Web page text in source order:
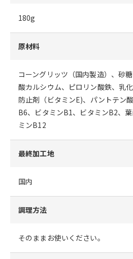
180g
原材料
コーングリッツ（国内製造）、砂
酸カルシウム、ピロリン酸鉄、乳
防止剤（ビタミンE)、パントテン
B6、ビタミンB1、ビタミンB2、
ミンB12
最終加工地
国内
調理方法
そのままお使いください。